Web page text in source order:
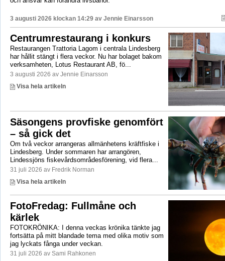
3 augusti 2026 klockan 14:29 av Jennie Einarsson
Centrumrestaurang i konkurs
Restaurangen Trattoria Lagom i centrala Lindesberg
har hållit stängt i flera veckor. Nu har bolaget bakom
verksamheten, Lotus Restaurant AB, fö...
3 augusti 2026 av Jennie Einarsson
Visa hela artikeln
Säsongens provfiske genomfört
– så gick det
Om två veckor arrangeras allmänhetens kräftfiske i
Lindesberg. Under sommaren har arrangören,
Lindessjöns fiskevårdsområdesförening, vid flera...
31 juli 2026 av Fredrik Norman
Visa hela artikeln
FotoFredag: Fullmåne och
kärlek
FOTOKRÖNIKA: I denna veckas krönika tänkte jag
fortsätta på mitt blandade tema med olika motiv som
jag lyckats fånga under veckan.
31 juli 2026 av Sami Rahkonen